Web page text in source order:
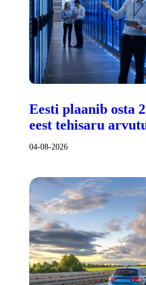
Eesti plaanib osta
eest tehisaru
04-08-2026